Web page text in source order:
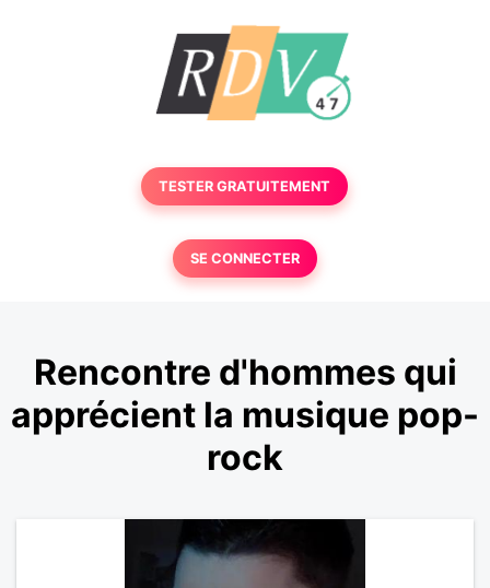
TESTER GRATUITEMENT
SE CONNECTER
Rencontre d'hommes qui
apprécient la musique pop-
rock